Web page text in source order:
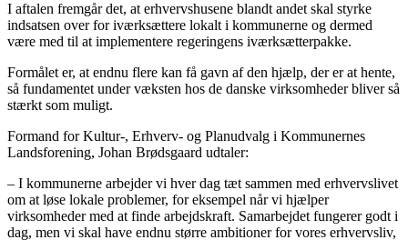
I aftalen fremgår det, at erhvervshusene blandt andet skal styrke
indsatsen over for iværksættere lokalt i kommunerne og dermed
være med til at implementere regeringens iværksætterpakke.
Formålet er, at endnu flere kan få gavn af den hjælp, der er at hente,
så fundamentet under væksten hos de danske virksomheder bliver så
stærkt som muligt.
Formand for Kultur-, Erhverv- og Planudvalg i Kommunernes
Landsforening, Johan Brødsgaard udtaler:
– I kommunerne arbejder vi hver dag tæt sammen med erhvervslivet
om at løse lokale problemer, for eksempel når vi hjælper
virksomheder med at finde arbejdskraft. Samarbejdet fungerer godt i
dag, men vi skal have endnu større ambitioner for vores erhvervsliv,